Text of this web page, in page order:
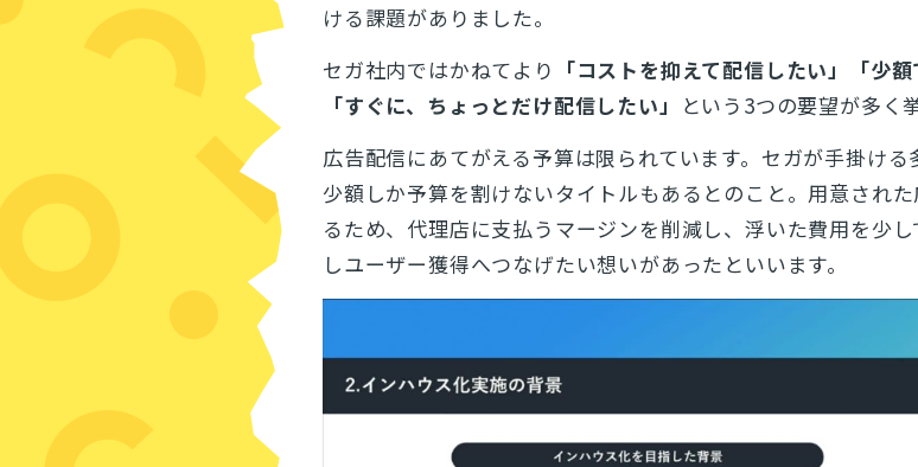
ける課題がありました。
セガ社内ではかねてより 「コストを抑えて配信したい」「少
「すぐに、ちょっとだけ配信したい」 という3つの要望が多く
広告配信にあてがえる予算は限られています。セガが手掛ける
少額しか予算を割けないタイトルもあるとのこと。用意され
るため、代理店に支払うマージンを削減し、浮いた費用を少
しユーザー獲得へつなげたい想いがあったといいます。
とじる
検索